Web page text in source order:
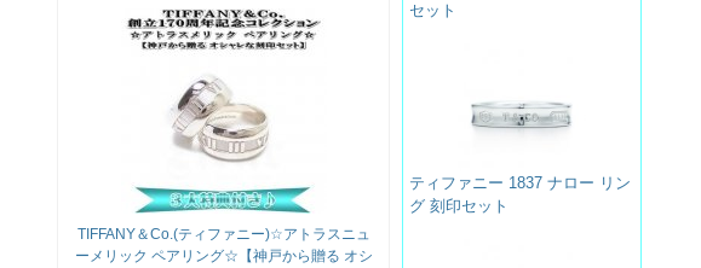
TIFFANY＆Co.(ティファニー)☆アトラスニュ
ーメリック ペアリング☆【神戸から贈る オシ
セット
ティファニー 1837 ナロー リン
グ 刻印セット